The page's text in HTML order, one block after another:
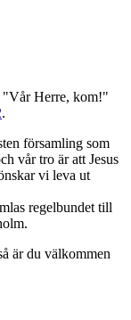
"Vår Herre, kom!"
.
församling som
vår tro är att Jesus
vi leva ut
regelbundet till
är du välkommen